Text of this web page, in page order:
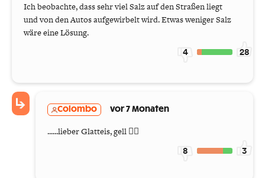
Ich beobachte, dass sehr viel Salz auf den Straßen liegt
und von den Autos aufgewirbelt wird. Etwas weniger Salz
wäre eine Lösung.
4 28
Colombo vor 7 Monaten
......lieber Glatteis, gell 🤦‍♂️
8 3